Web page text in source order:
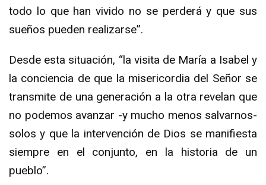
todo lo que han vivido no se perderá y que sus
sueños pueden realizarse”.
Desde esta situación, “la visita de María a Isabel y
la conciencia de que la misericordia del Señor se
transmite de una generación a la otra revelan que
no podemos avanzar -y mucho menos salvarnos-
solos y que la intervención de Dios se manifiesta
siempre en el conjunto, en la historia de un
pueblo”.